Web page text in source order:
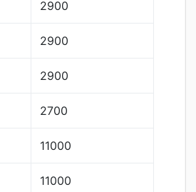
2900
2900
2900
2700
11000
11000